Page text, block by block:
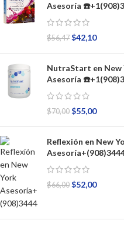
Asesoría
$56,47 $42,10
NutraStart en New
Asesoría
$70,00 $55,00
Reflexión en New
$66,00 $52,00